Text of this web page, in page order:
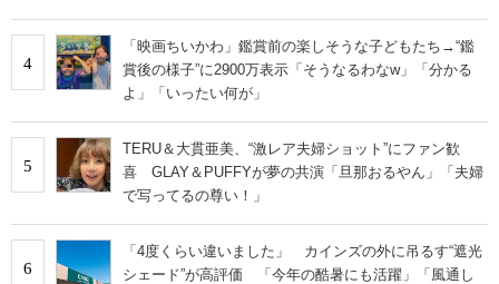
4
「映画ちいかわ」鑑賞前の楽しそうな子どもたち→“鑑
賞後の様子”に2900万表示「そうなるわなw」「分かる
よ」「いったい何が」
5
TERU＆大貫亜美、“激レア夫婦ショット”にファン歓
喜 GLAY＆PUFFYが夢の共演「旦那おるやん」「夫婦
で写ってるの尊い！」
6
「4度くらい違いました」 カインズの外に吊るす“遮光
シェード”が高評価 「今年の酷暑にも活躍」「風通し